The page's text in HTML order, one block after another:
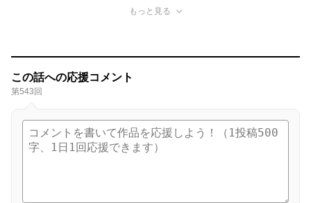
もっと見る
この話への応援コメント
第543回